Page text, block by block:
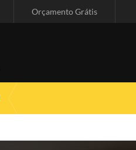
Orçamento Grátis